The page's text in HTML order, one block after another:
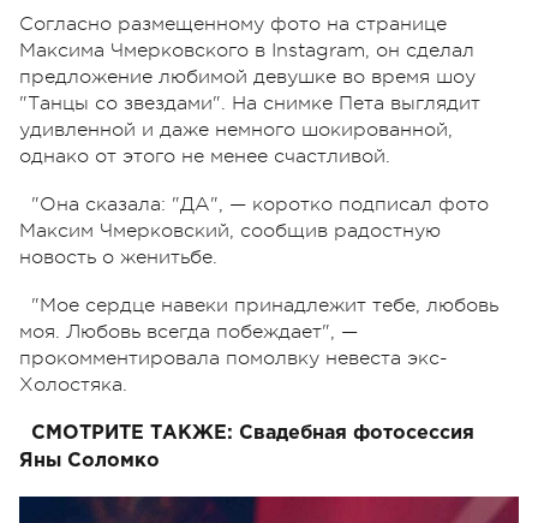
Согласно размещенному фото на странице
Максима Чмерковского в Instagram, он сделал
предложение любимой девушке во время шоу
"Танцы со звездами". На снимке Пета выглядит
удивленной и даже немного шокированной,
однако от этого не менее счастливой.
"Она сказала: "ДА", — коротко подписал фото
Максим Чмерковский, сообщив радостную
новость о женитьбе.
"Мое сердце навеки принадлежит тебе, любовь
моя. Любовь всегда побеждает", —
прокомментировала помолвку невеста экс-
Холостяка.
СМОТРИТЕ ТАКЖЕ: Свадебная фотосессия
Яны Соломко